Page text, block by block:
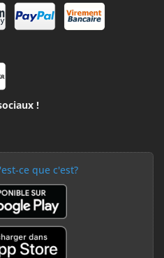
!
ce que c'est?